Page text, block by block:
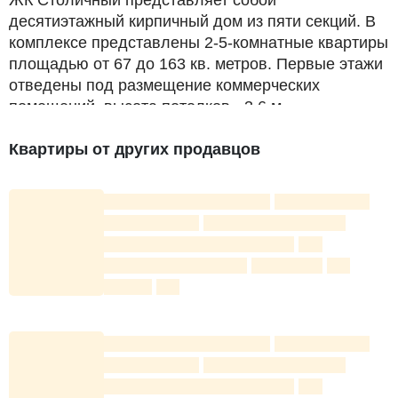
десятиэтажный кирпичный дом из пяти секций. В
комплексе представлены 2-5-комнатные квартиры
площадью от 67 до 163 кв. метров. Первые этажи
отведены под размещение коммерческих
помещений, высота потолков - 3,6 м.
Внутренняя территория закрыта для посторонних,
камеры круглосуточного видеонаблюдения.
Асфальтированные проезды и пешеходные
дорожки, покрытые тротуарной плиткой.
Современное уличное освещение.
Безопасные детские площадки для детей трёх
возрастных групп.
Квартиры от других продавцов